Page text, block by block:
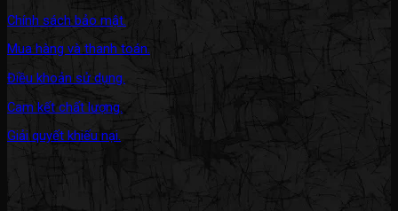
Chính sách bảo mật.
Mua hàng và thanh toán.
Điều khoản sử dụng.
Cam kết chất lượng.
Giải quyết khiếu nại.